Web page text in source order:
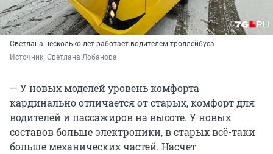
Светлана несколько лет работает водителем троллейбуса
Источник: Светлана Лобанова
— У новых моделей уровень комфорта
кардинально отличается от старых, комфорт для
водителей и пассажиров на высоте. У новых
составов больше электроники, в старых всё-таки
больше механических частей. Насчет